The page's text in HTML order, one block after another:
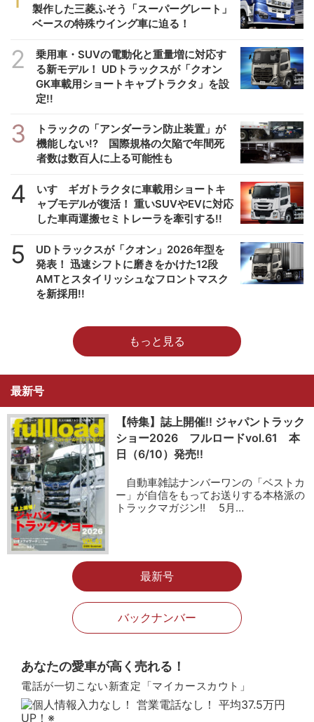
製作した三菱ふそう「スーパーグレート」
ベースの特殊ウイング車に迫る！
2
乗用車・SUVの電動化と重量増に対応す
る新モデル！ UDトラックスが「クオン
GK車載用ショートキャブトラクタ」を設
定!!
3
トラックの「アンダーラン防止装置」が
機能しない!? 国際規格の欠陥で年間死
者数は数百人に上る可能性も
4
いすゞギガトラクタに車載用ショートキ
ャブモデルが復活！ 重いSUVやEVに対応
した車両運搬セミトレーラを牽引する!!
5
UDトラックスが「クオン」2026年型を
発表！ 迅速シフトに磨きをかけた12段
AMTとスタイリッシュなフロントマスク
を新採用!!
もっと見る
最新号
【特集】誌上開催!! ジャパントラック
ショー2026 フルロードvol.61 本
日（6/10）発売!!
自動車雑誌ナンバーワンの「ベストカ
ー」が自信をもってお送りする本格派の
トラックマガジン!! 5月…
最新号
バックナンバー
あなたの愛車が高く売れる！
電話が一切こない新査定「マイカースカウト」